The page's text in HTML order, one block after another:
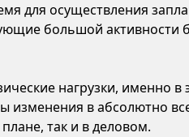
для осуществления
большой активности
нагрузки, именно в
изменения в абсолютно
так и в деловом.